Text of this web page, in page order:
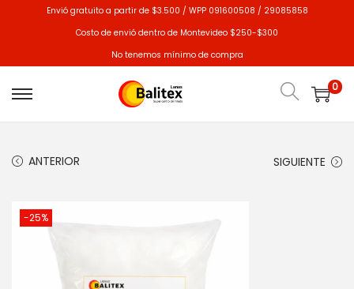
Envió gratuito a partir de $3.500 / WPP 091600508 / 29085858
Costo de envió dentro de Montevideo $250-$300
No tenemos mínimo de compra
0
ANTERIOR SIGUIENTE
-25%